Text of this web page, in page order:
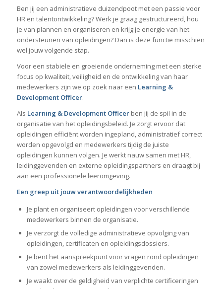
Ben jij een administratieve duizendpoot met een passie voor
HR en talentontwikkeling? Werk je graag gestructureerd, hou
je van plannen en organiseren en krijg je energie van het
ondersteunen van opleidingen? Dan is deze functie misschien
wel jouw volgende stap.
Voor een stabiele en groeiende onderneming met een sterke
focus op kwaliteit, veiligheid en de ontwikkeling van haar
medewerkers zijn we op zoek naar een Learning &
Development Officer.
Als Learning & Development Officerben jij de spil in de
organisatie van het opleidingsbeleid. Je zorgt ervoor dat
opleidingen efficiënt worden ingepland, administratief correct
worden opgevolgd en medewerkers tijdig de juiste
opleidingen kunnen volgen. Je werkt nauw samen met HR,
leidinggevenden en externe opleidingspartners en draagt bij
aan een professionele leeromgeving.
Een greep uit jouw verantwoordelijkheden
Je plant en organiseert opleidingen voor verschillende
medewerkers binnen de organisatie.
Je verzorgt de volledige administratieve opvolging van
opleidingen, certificaten en opleidingsdossiers.
Je bent het aanspreekpunt voor vragen rond opleidingen
van zowel medewerkers als leidinggevenden.
Je waakt over de geldigheid van verplichte certificeringen